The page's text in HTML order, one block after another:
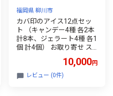
福岡県 柳川市
カバ印のアイス12点セッ
ト （キャンデー4種 各2本
計8本、ジェラート4種 各1
個 計4個） お取り寄せ ス
アイスクリーム ice aisu あ
いす あいすくりーむ
10,000円
レビュー (0件)